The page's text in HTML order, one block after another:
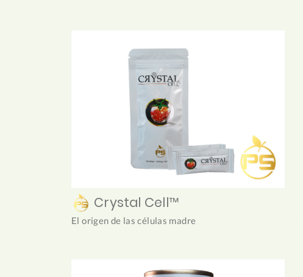
Crystal Cell™
El origen de las células madre